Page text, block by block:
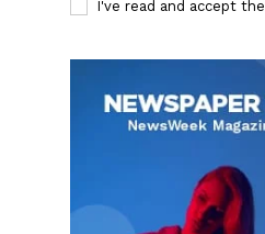
I've read and accept the